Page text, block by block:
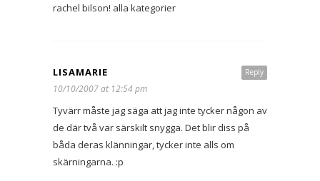
rachel bilson! alla kategorier
Reply
LISAMARIE
10/10/2007 at 12:54 pm
Tyvärr måste jag säga att jag inte tycker någon av
de där två var särskilt snygga. Det blir diss på
båda deras klänningar, tycker inte alls om
skärningarna. :p